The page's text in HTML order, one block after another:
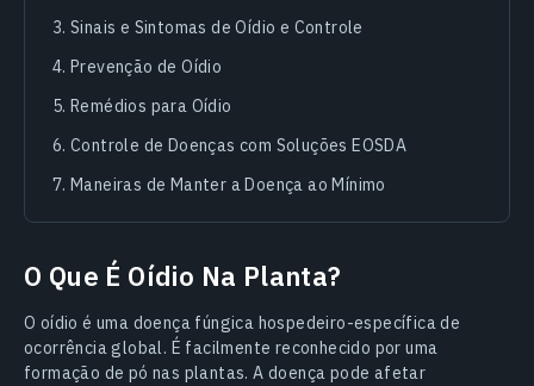
Sinais e Sintomas de Oídio e Controle
Prevenção de Oídio
Remédios para Oídio
Controle de Doenças com Soluções EOSDA
Maneiras de Manter a Doença ao Mínimo
O Que É Oídio Na Planta?
O oídio é uma doença fúngica hospedeiro-específica de
ocorrência global. É facilmente reconhecido por uma
formação de pó nas plantas. A doença pode afetar